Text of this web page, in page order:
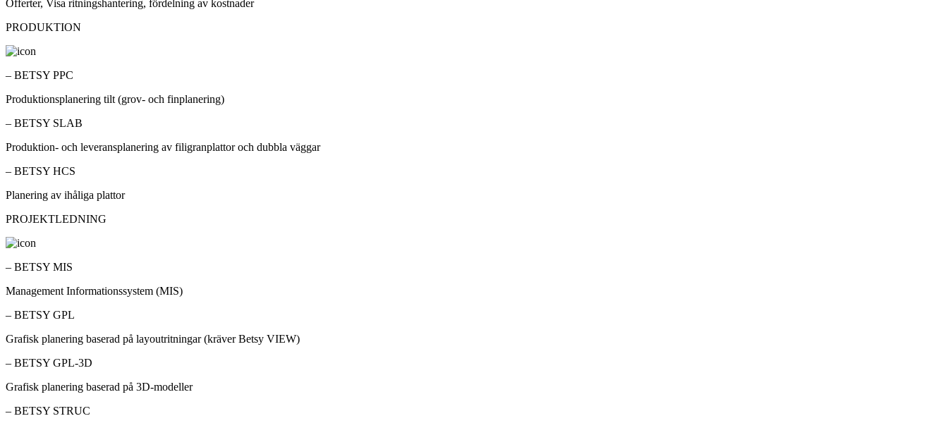
Offerter, Visa ritningshantering, fördelning av kostnader
PRODUKTION
– BETSY PPC
Produktionsplanering tilt (grov- och finplanering)
– BETSY SLAB
Produktion- och leveransplanering av filigranplattor och dubbla väggar
– BETSY HCS
Planering av ihåliga plattor
PROJEKTLEDNING
– BETSY MIS
Management Informationssystem (MIS)
– BETSY GPL
Grafisk planering baserad på layoutritningar (kräver Betsy VIEW)
– BETSY GPL-3D
Grafisk planering baserad på 3D-modeller
– BETSY STRUC